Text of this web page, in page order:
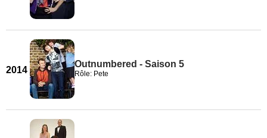
2014
Outnumbered - Saison 5
Rôle: Pete